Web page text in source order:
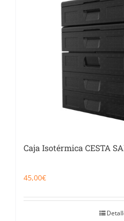
Food Service y Vending
Caja Isotérmica CESTA
45,00€